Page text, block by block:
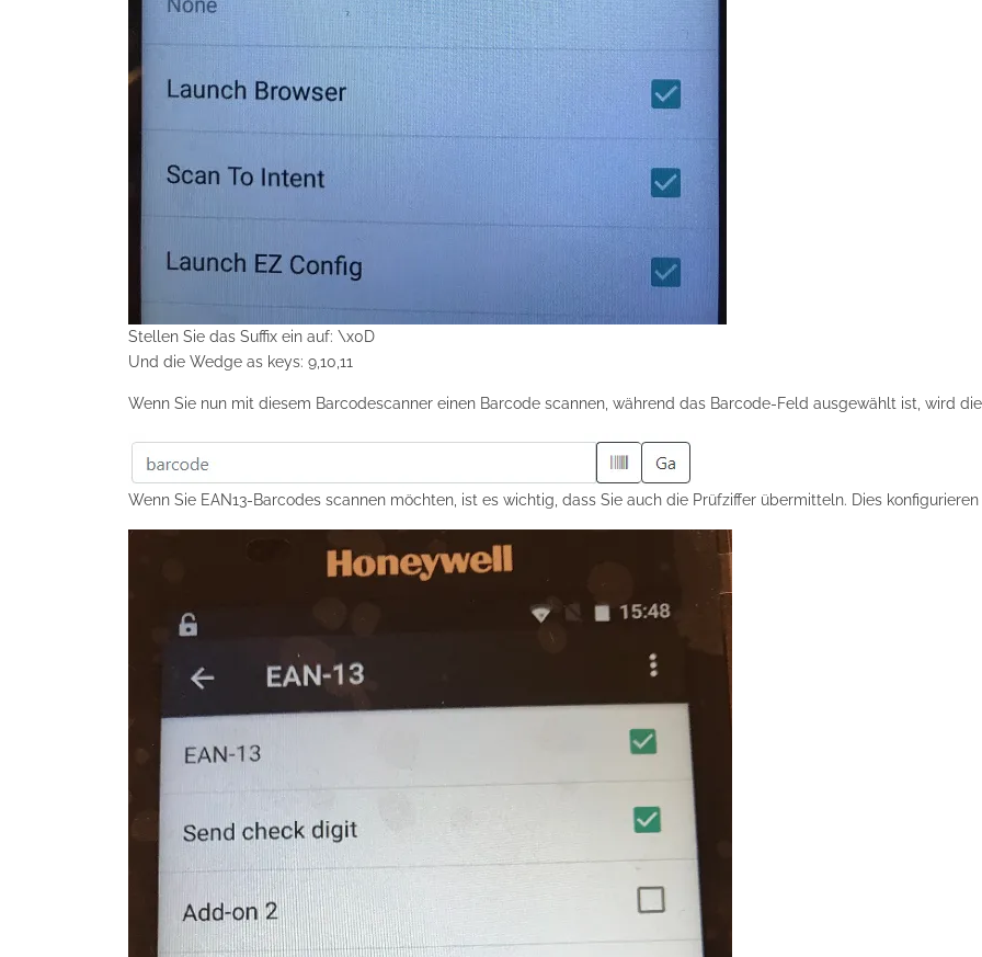
Stellen Sie das Suffix ein auf: \x0D
Und die Wedge as keys: 9,10,11
Wenn Sie nun mit diesem Barcodescanner einen Barcode scannen, während das Barcode-Feld ausgewählt ist, wird
Wenn Sie EAN13-Barcodes scannen möchten, ist es wichtig, dass Sie auch die Prüfziffer übermitteln. Dies